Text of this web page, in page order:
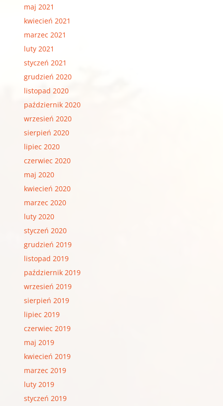
maj 2021
kwiecień 2021
marzec 2021
luty 2021
styczeń 2021
grudzień 2020
listopad 2020
październik 2020
wrzesień 2020
sierpień 2020
lipiec 2020
czerwiec 2020
maj 2020
kwiecień 2020
marzec 2020
luty 2020
styczeń 2020
grudzień 2019
listopad 2019
październik 2019
wrzesień 2019
sierpień 2019
lipiec 2019
czerwiec 2019
maj 2019
kwiecień 2019
marzec 2019
luty 2019
styczeń 2019